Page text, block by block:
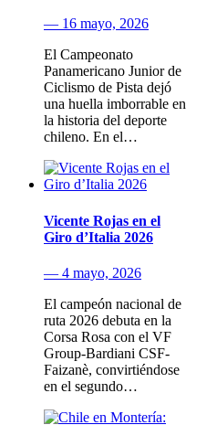
— 16 mayo, 2026
El Campeonato
Panamericano Junior de
Ciclismo de Pista dejó
una huella imborrable en
la historia del deporte
chileno. En el…
Vicente Rojas en el
Giro d’Italia 2026
— 4 mayo, 2026
El campeón nacional de
ruta 2026 debuta en la
Corsa Rosa con el VF
Group-Bardiani CSF-
Faizanè, convirtiéndose
en el segundo…